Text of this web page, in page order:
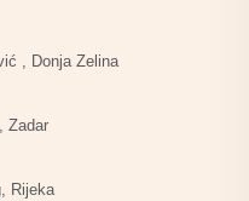
, Donja Zelina
Zadar
Rijeka